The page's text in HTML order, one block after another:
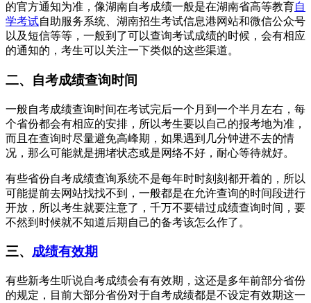
的官方通知为准，像湖南自考成绩一般是在湖南省高等教育自
学考试自助服务系统、湖南招生考试信息港网站和微信公众号
以及短信等等，一般到了可以查询考试成绩的时候，会有相应
的通知的，考生可以关注一下类似的这些渠道。
二、自考成绩查询时间
一般自考成绩查询时间在考试完后一个月到一个半月左右，每
个省份都会有相应的安排，所以考生要以自己的报考地为准，
而且在查询时尽量避免高峰期，如果遇到几分钟进不去的情
况，那么可能就是拥堵状态或是网络不好，耐心等待就好。
有些省份自考成绩查询系统不是每年时时刻刻都开着的，所以
可能提前去网站找找不到，一般都是在允许查询的时间段进行
开放，所以考生就要注意了，千万不要错过成绩查询时间，要
不然到时候就不知道后期自己的备考该怎么作了。
三、 成绩有效期
有些新考生听说自考成绩会有有效期，这还是多年前部分省份
的规定，目前大部分省份对于自考成绩都是不设定有效期这一